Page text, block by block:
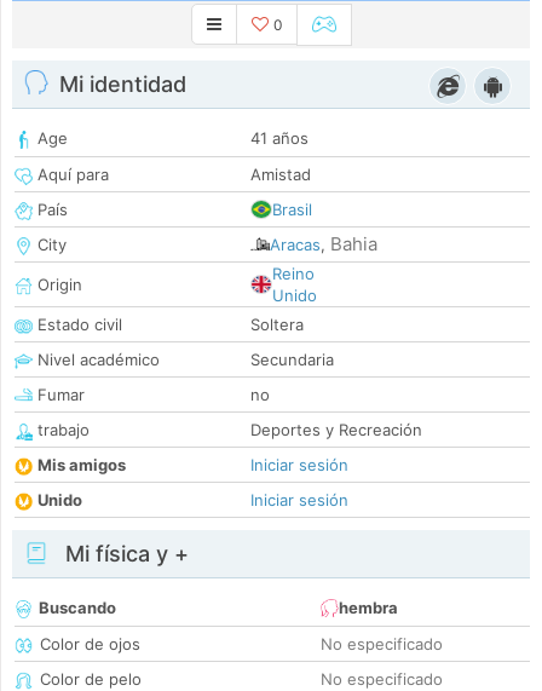
0
Mi identidad
Age
41 años
Aquí para
Amistad
País
Brasil
City
Aracas, Bahia
Origin
Reino
Unido
Estado civil
Soltera
Nivel académico
Secundaria
Fumar
no
trabajo
Deportes y Recreación
Mis amigos
Iniciar sesión
Unido
Iniciar sesión
Mi física y +
Buscando
hembra
Color de ojos
No especificado
Color de pelo
No especificado